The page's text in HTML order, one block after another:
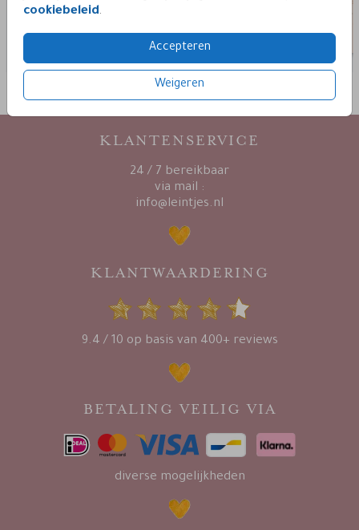
cookiebeleid.
Accepteren
Weigeren
KLANTENSERVICE
24 / 7 bereikbaar
via mail :
info@leintjes.nl
KLANTWAARDERING
9.4 / 10 op basis van 400+ reviews
BETALING VEILIG VIA
diverse mogelijkheden